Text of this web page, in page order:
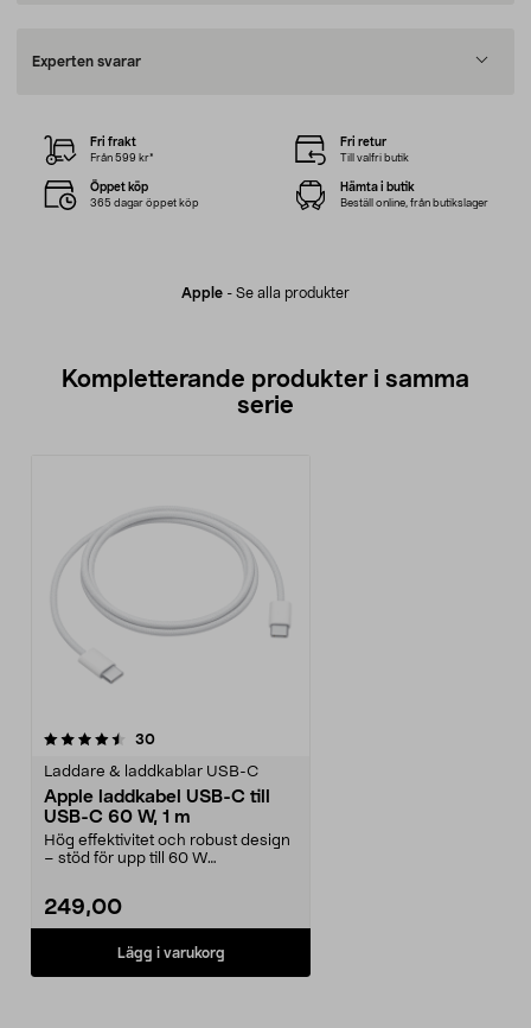
Experten svarar
Apple - Se alla produkter
Fri frakt
Från 599 kr*
Fri retur
Till valfri butik
Öppet köp
365 dagar öppet köp
Hämta i butik
Beställ online, från butikslager
Kompletterande produkter i samma
serie
30recensioner
Laddare & laddkablar USB-C
Apple laddkabel USB-C till
USB-C 60 W, 1 m
Hög effektivitet och robust design
– stöd för upp till 60 W
249,00
Lägg i varukorg